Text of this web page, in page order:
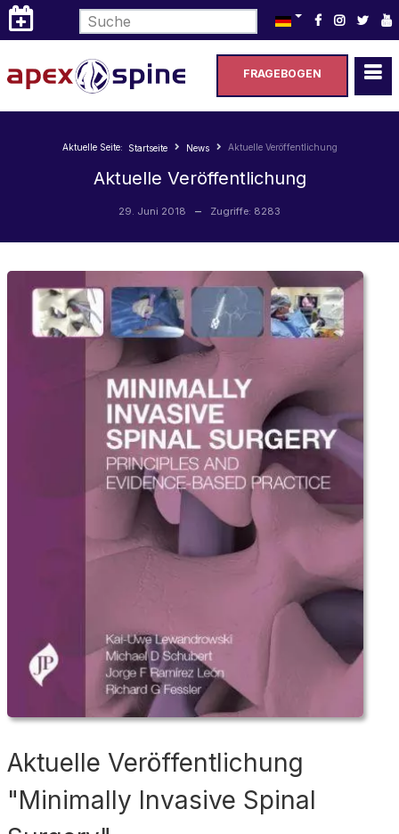
Sprache auswählen
FRAGEBOGEN
Aktuelle Seite: Startseite News Aktuelle Veröffentlichung
Aktuelle Veröffentlichung
29. Juni 2018 Zugriffe: 8283
Aktuelle Veröffentlichung
"Minimally Invasive Spinal